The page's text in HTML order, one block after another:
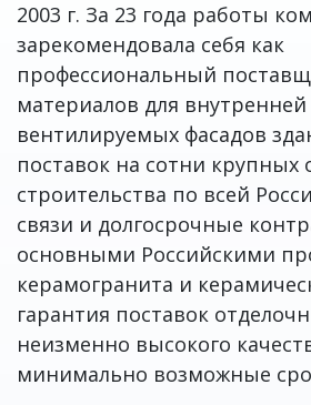
2003 г. За 23 года работы
зарекомендовала себя как
профессиональный
материалов для
вентилируемых фасадов
поставок на сотни крупных
строительства по всей
связи и долгосрочные
основными Российскими
керамогранита и
гарантия поставок
неизменно высокого
минимально возможные